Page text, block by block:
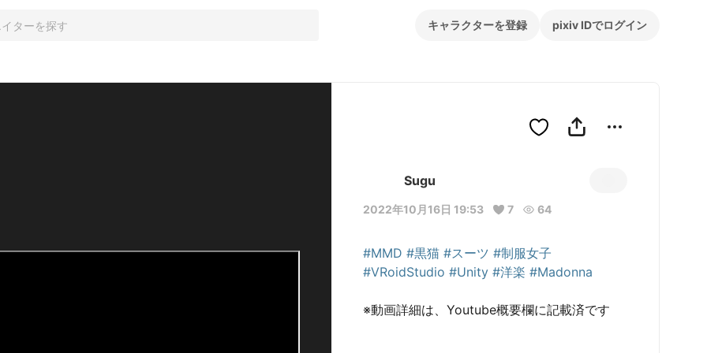
キャラクターを登録 pixiv IDでログイン
Sugu
2022年10月16日 19:53 7 64
#MMD #黒猫 #スーツ #制服女子
#VRoidStudio #Unity #洋楽 #Madonna
※動画詳細は、Youtube概要欄に記載済です